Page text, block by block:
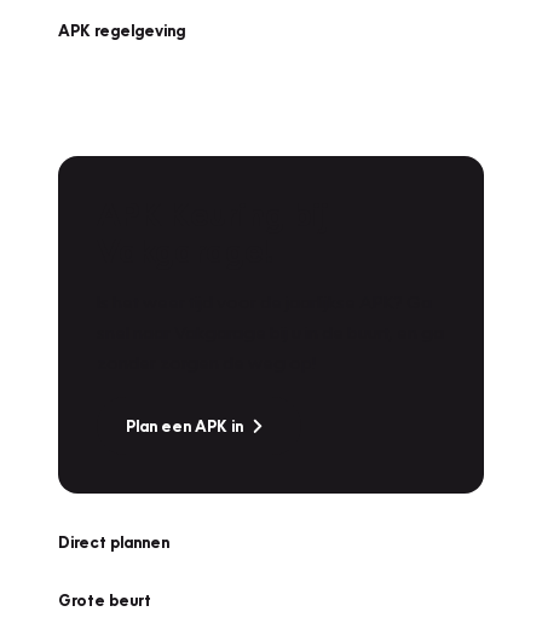
APK regelgeving
Plan een APK in
Direct plannen
Grote beurt